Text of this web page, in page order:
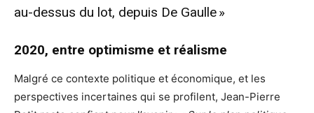
au-dessus du lot, depuis De Gaulle »
2020, entre optimisme et réalisme
Malgré ce contexte politique et économique, et les
perspectives incertaines qui se profilent, Jean-Pierre